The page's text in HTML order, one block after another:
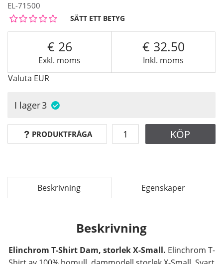
EL-71500
SÄTT ETT BETYG
Exkl. moms
26
Inkl. moms
32.50
Valuta EUR
I lager3
PRODUKTFRÅGA KÖP
Beskrivning Egenskaper
Beskrivning
Elinchrom T-Shirt Dam, storlek X-Small. Elinchrom T-